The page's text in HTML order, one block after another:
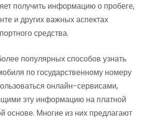
получить информацию о пробеге,
и других важных аспектах
средства.
популярных способов узнать
по государственному номеру
онлайн-сервисами,
эту информацию на платной
основе. Многие из них предлагают